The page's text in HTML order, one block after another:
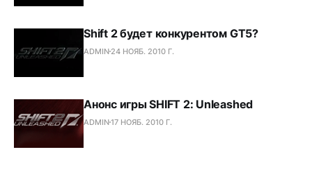
Shift 2 будет конкурентом GT5?
ADMIN 24 НОЯБ. 2010 Г.
Анонс игры SHIFT 2: Unleashed
ADMIN17 НОЯБ. 2010 Г.